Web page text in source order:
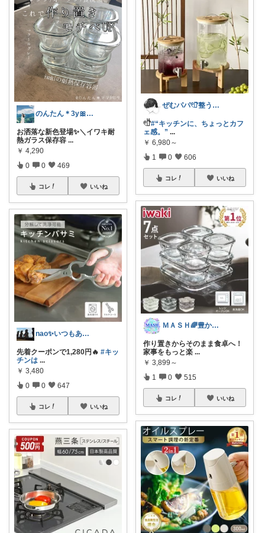
のんたん＊3y🎀1y👶🏻🍼
お洒落な新色登場✨＼イワキ耐
熱ガラス保存容 ...
￥ 4,290
0 0 469
コレ いいね
nao✨いつもありがとう😊
先着クーポンで1,280円🔥 #キッ
チンは ...
￥ 3,480
0 0 647
コレ いいね
ぜむパパ𓏲𓎨整う暮らしのお手伝い
𓏲𓎨#“キッチンに、ちょっとカフ
ェ感。” ...
￥ 6,980～
1 0 606
コレ いいね
ＭＡＳＨ🌈豊かな生活へカスタマイズ🌈
作り置きからそのまま食卓へ！
家事をもっと楽 ...
￥ 3,899～
1 0 515
コレ いいね